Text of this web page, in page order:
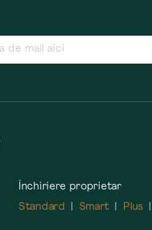
Închiriere proprietar
Standard
Smart Plus